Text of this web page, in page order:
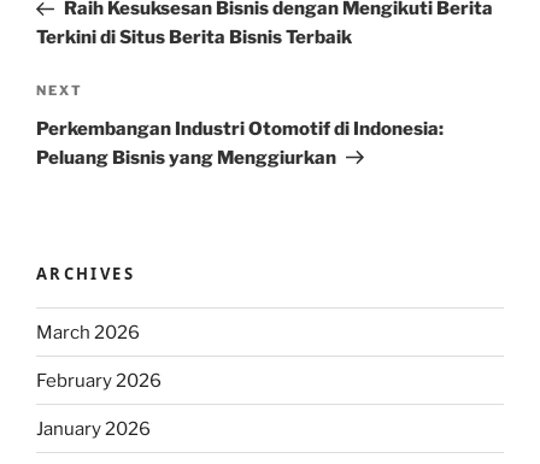
Raih Kesuksesan Bisnis dengan Mengikuti Berita
Terkini di Situs Berita Bisnis Terbaik
Next
Post
NEXT
Perkembangan Industri Otomotif di Indonesia:
Peluang Bisnis yang Menggiurkan
ARCHIVES
March 2026
February 2026
January 2026